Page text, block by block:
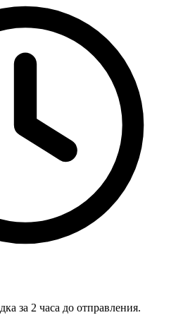
за 2 часа до отправления.